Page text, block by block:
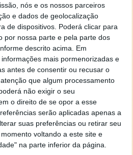
nós e os nossos parceiros
e dados de geolocalização
de dispositivos. Poderá clicar para
por nossa parte e pela parte dos
descrito acima. Em
mais pormenorizadas e
antes de consentir ou recusar o
que algum processamento
não exigir o seu
o direito de se opor a esse
serão aplicadas apenas a
suas preferências ou retirar seu
voltando a este site e
na parte inferior da página.
Novembro de 2005 às 01:39
funciona. Seja como for segue por mail
Novembro de 2005 às 11:21
o que te falei. Faz da seguinte maneira,
topo dessa janela com o botão direito do
Depois no separador Menu ‘Iniciar’
aí encontrarás no separador
escolheres o Browser com que queres